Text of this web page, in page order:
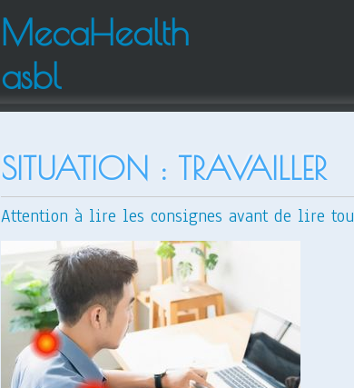
MecaHealth
asbl
SITUATION : TRAVAILLER
Attention à lire les consignes avant de lire